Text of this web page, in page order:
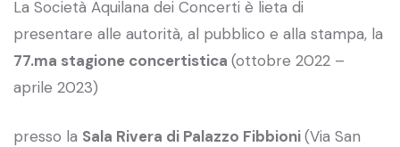
La Società Aquilana dei Concerti è lieta di
presentare alle autorità, al pubblico e alla stampa, la
77.ma stagione concertistica (ottobre 2022 –
aprile 2023)
presso la Sala Rivera di Palazzo Fibbioni(Via San